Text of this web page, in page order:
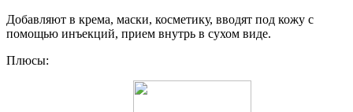
Добавляют в крема, маски, косметику, вводят под кожу с
помощью инъекций, прием внутрь в сухом виде.
Плюсы: